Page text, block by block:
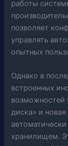
работы
позволяет
управлять
опытных
Однако в
встроенных
возможностей
диска» и
хранилищем.